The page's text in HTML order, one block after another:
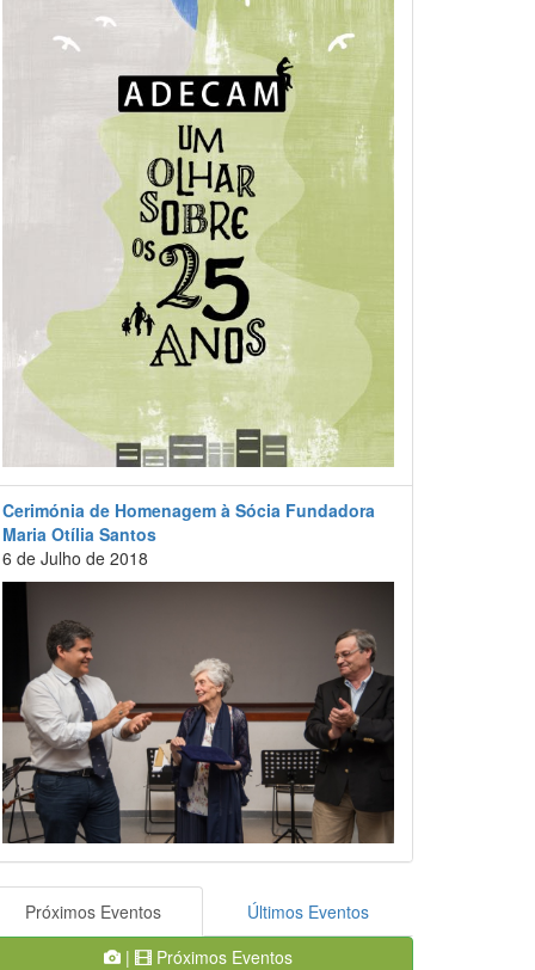
Cerimónia de Homenagem à Sócia Fundadora
Maria Otília Santos
6 de Julho de 2018
Próximos Eventos
Últimos Eventos
|
Próximos Eventos